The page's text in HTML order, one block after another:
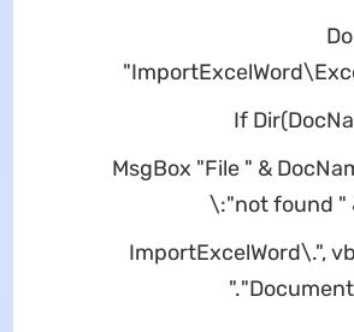
If
MsgBox "File " &
"not found "
ImportExcelWord\.",